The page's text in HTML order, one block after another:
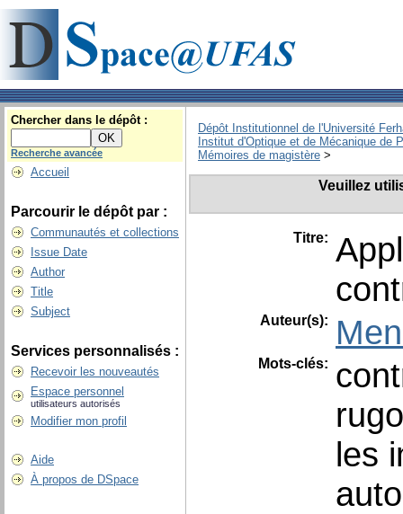
Chercher dans le dépôt :
Recherche avancée
Accueil
Parcourir le dépôt par :
Communautés et collections
Issue Date
Author
Title
Subject
Services personnalisés :
Recevoir les nouveautés
Espace personnel
utilisateurs autorisés
Modifier mon profil
Aide
À propos de DSpace
Dépôt Institutionnel de l'Université
Institut d'Optique et de Mécanique de
Mémoires de magistère >
Veuillez
Titre:
Auteur(s):
Mots-clés:
les